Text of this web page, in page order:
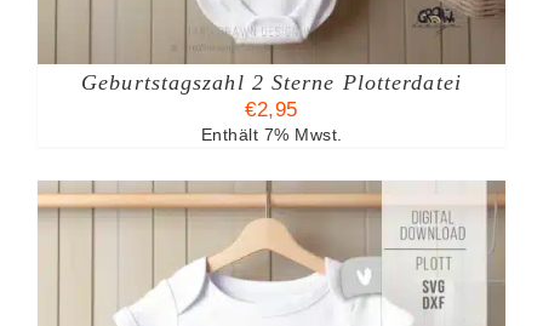
Geburtstagszahl 2 Sterne Plotterdatei
€2,95
Enthält 7% Mwst.